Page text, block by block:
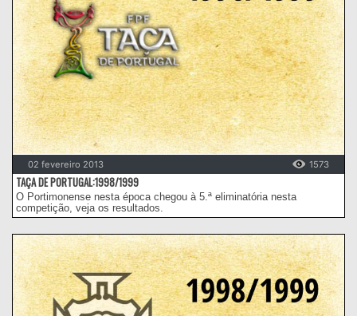
02 fevereiro 2013 1573
TAÇA DE PORTUGAL:1998/1999
O Portimonense nesta época chegou à 5.ª eliminatória nesta
competição, veja os resultados.